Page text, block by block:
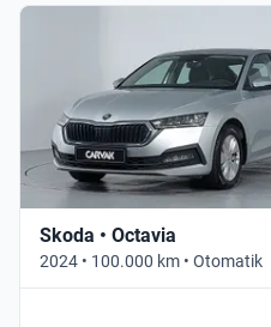
Skoda • Octavia
2024 • 100.000 km • Otomatik